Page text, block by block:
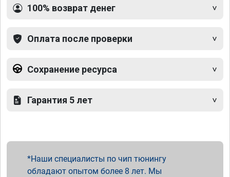
100% возврат денег
Оплата после проверки
Сохранение ресурса
Гарантия 5 лет
Наши специалисты по чип тюнингу
обладают опытом более 8 лет. Мы